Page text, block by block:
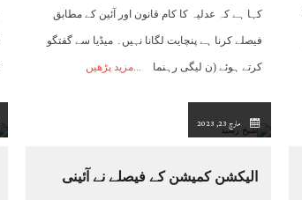
کہا ہے کہ عدلیہ کا کام قانون اور آئین کے مطابق
فیصلے کرنا ہے پنچایت لگانا نہیں۔ میڈیا سے گفتگو
کرتے ہوئے (ن لیگی رہنما مزید پڑھیں
مارچ 23, 2023
الیکشن کمیشن کے فیصلے نے آئینی